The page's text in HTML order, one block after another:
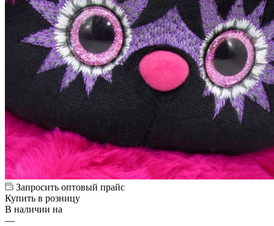
Запросить оптовый прайс
Купить в розницу
В наличии на
—